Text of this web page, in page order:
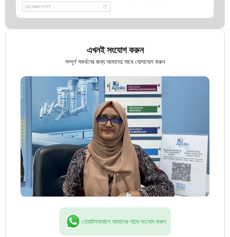
এখনই সংযোগ করুন
সম্পূর্ণ সমর্থনের জন্য আমাদের সাথে যোগাযোগ করুন
হোয়াটসঅ্যাপে আমাদের সাথে সংযোগ করুন